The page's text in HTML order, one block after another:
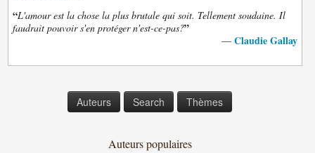
“L'amour est la chose la plus brutale qui soit. Tellement soudaine. Il
faudrait pouvoir s'en protéger n'est-ce-pas?”
— Claudie Gallay
Auteurs Search Thèmes
Auteurs populaires